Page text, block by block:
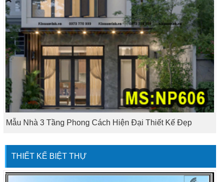
Mẫu Nhà 3 Tầng Phong Cách Hiện Đại Thiết Kế Đẹp
THIẾT KẾ BIỆT THỰ